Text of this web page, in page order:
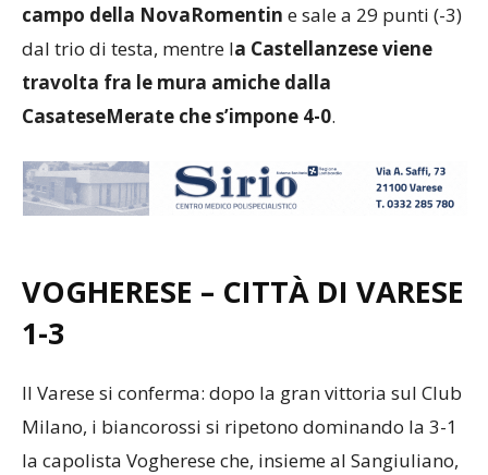
campo della NovaRomentin e sale a 29 punti (-3)
dal trio di testa, mentre la Castellanzese viene
travolta fra le mura amiche dalla
CasateseMerate che s’impone 4-0.
VOGHERESE – CITTÀ DI VARESE
1-3
Il Varese si conferma: dopo la gran vittoria sul Club
Milano, i biancorossi si ripetono dominando la 3-1
la capolista Vogherese che, insieme al Sangiuliano,